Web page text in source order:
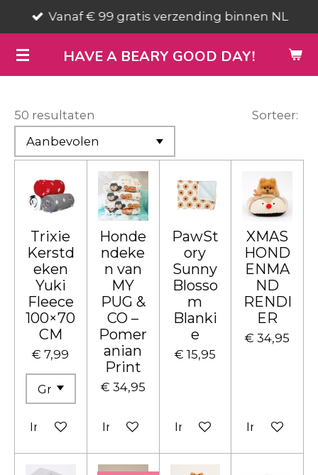
direct
naar
de
HAVE A BEARY GOOD DAY!
Vanaf € 99 gratis verzending binnen NL
50 resultaten Sorteer:
Trixie
Kerstd
eken
Yuki
Fleece
100×70
CM
€ 7,99
In winkelwagen
Honde
ndeke
n van
MY
PUG &
CO –
Pomer
anian
Print
€ 34,95
In winkelwagen
PawSt
ory
Sunny
Blosso
m
Blanki
e
€ 15,95
In winkelwagen
XMAS
HOND
ENMA
ND
RENDI
ER
€ 34,95
In